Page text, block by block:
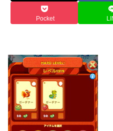
Pocket